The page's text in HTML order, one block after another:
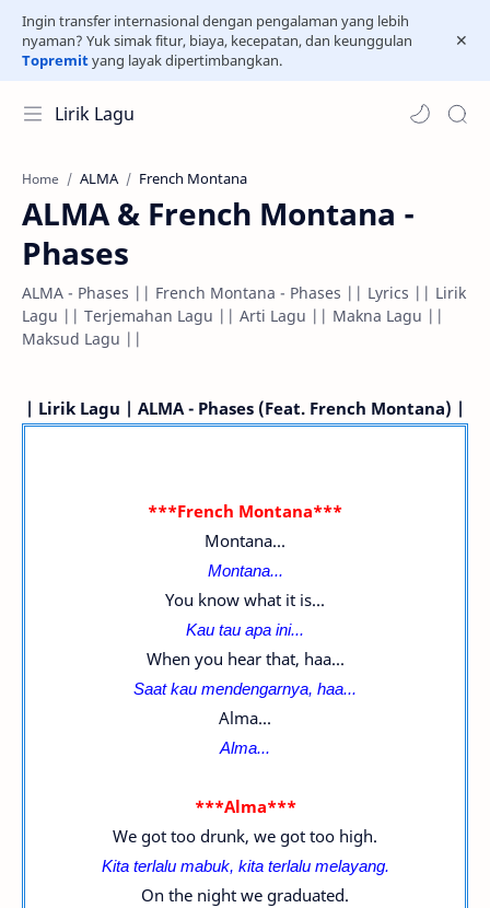
Ingin transfer internasional dengan pengalaman yang lebih
nyaman? Yuk simak fitur, biaya, kecepatan, dan keunggulan
Topremityang layak dipertimbangkan.
Lirik Lagu
Home ALMA French Montana
ALMA & French Montana -
Phases
ALMA - Phases || French Montana - Phases || Lyrics || Lirik
Lagu || Terjemahan Lagu || Arti Lagu || Makna Lagu ||
Maksud Lagu ||
| Lirik Lagu | ALMA - Phases (Feat. French Montana) |
***French Montana***
Montana...
Montana...
You know what it is...
Kau tau apa ini...
When you hear that, haa...
Saat kau mendengarnya, haa...
Alma...
Alma...
***Alma***
We got too drunk, we got too high.
Kita terlalu mabuk, kita terlalu melayang.
On the night we graduated.